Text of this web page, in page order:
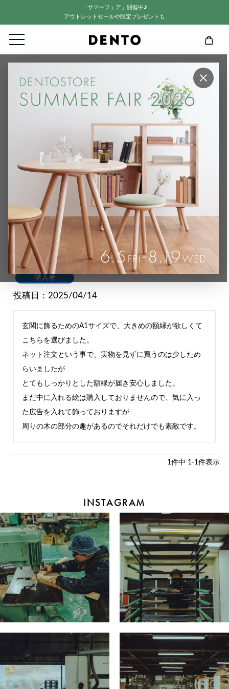
「サマーフェア」開催中♪
アウトレットセールや限定プレゼントも
×
KAKOさんのレビュー
1件中 1-1 件表示
FRAME | SANO A1 (額縁)
購入者
投稿日 2025/04/14
玄関に飾るためのA1サイズで、大きめの額縁が欲しくて
こちらを選びました。
ネット注文という事で、実物を見ずに買うのは少しため
らいましたが
とてもしっかりとした額縁が届き安心しました。
まだ中に入れる絵は購入しておりませんので、気に入っ
た広告を入れて飾っておりますが
1件中 1-1件表示
INSTAGRAM